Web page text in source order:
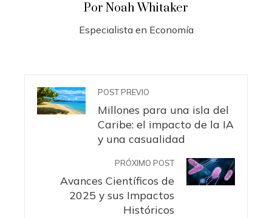
Por Noah Whitaker
Especialista en Economía
POST PREVIO
Millones para una isla del
Caribe: el impacto de la IA
y una casualidad
PRÓXIMO POST
Avances Científicos de
2025 y sus Impactos
Históricos